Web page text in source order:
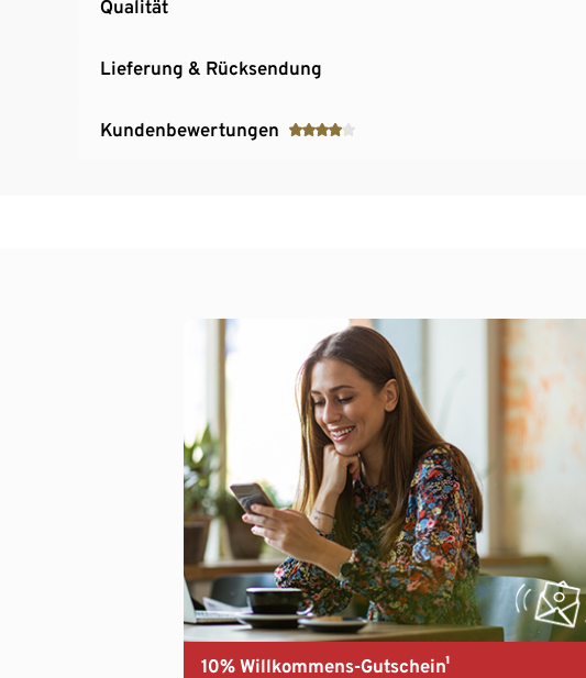
Qualität
Lieferung & Rücksendung
Kundenbewertungen
10% Willkommens-Gutschein¹